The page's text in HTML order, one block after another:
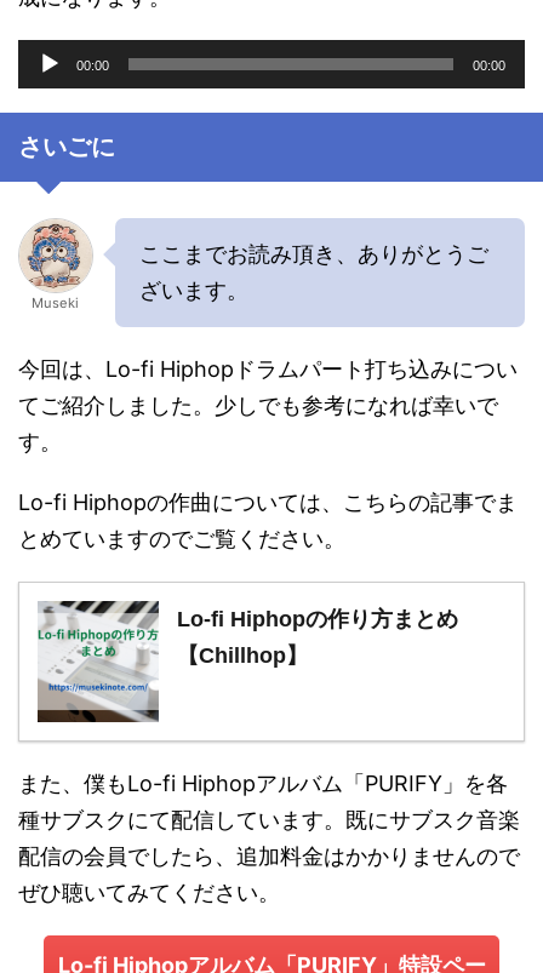
レ
ー
ヤ
00:00 00:00
さいごに
Museki
ここまでお読み頂き、ありがとうご
ざいます。
今回は、Lo-fi Hiphopドラムパート打ち込みについ
てご紹介しました。少しでも参考になれば幸いで
す。
Lo-fi Hiphopの作曲については、こちらの記事でま
とめていますのでご覧ください。
Lo-fi Hiphopの作り方まとめ
【Chillhop】
また、僕もLo-fi Hiphopアルバム「PURIFY」を各
種サブスクにて配信しています。既にサブスク音楽
配信の会員でしたら、追加料金はかかりませんので
ぜひ聴いてみてください。
Lo-fi Hiphopアルバム「PURIFY」特設ペー